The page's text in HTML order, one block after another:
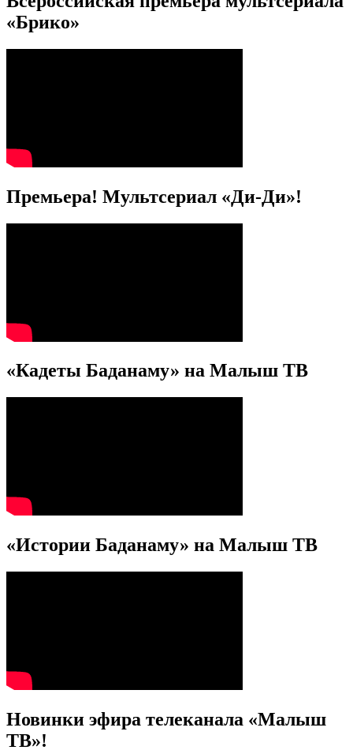
«Брико»
Премьера! Мультсериал «Ди-Ди»!
«Кадеты Баданаму» на Малыш ТВ
«Истории Баданаму» на Малыш ТВ
Новинки эфира телеканала «Малыш
ТВ»!